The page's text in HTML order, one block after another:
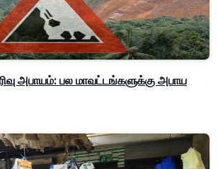
அபாயம்: பல மாவட்டங்களுக்கு அபாய